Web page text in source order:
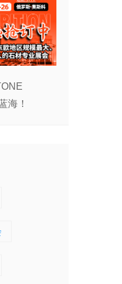
海！